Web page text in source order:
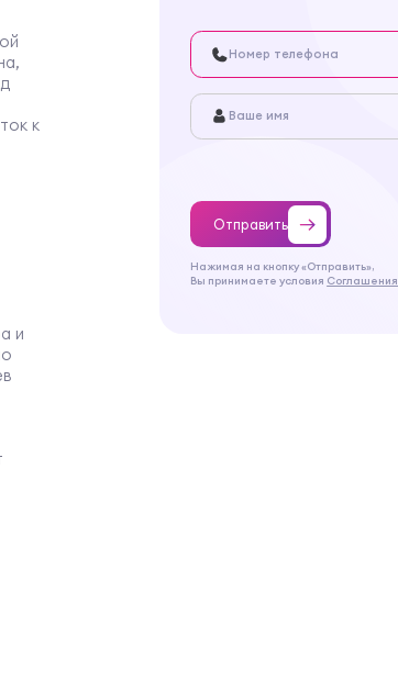
к
и
Отправить
Нажимая на кнопку «Отправить»,
Вы принимаете условия Соглашения